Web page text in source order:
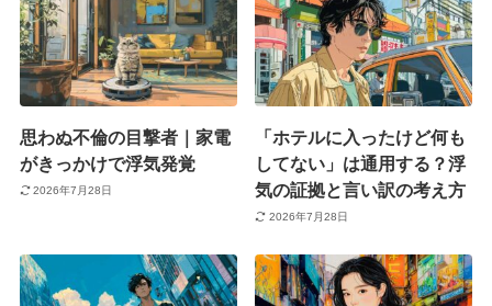
思わぬ不倫の目撃者｜家電
がきっかけで浮気発覚
2026年7月28日
「ホテルに入ったけど何も
してない」は通用する？浮
気の証拠と言い訳の考え方
2026年7月28日